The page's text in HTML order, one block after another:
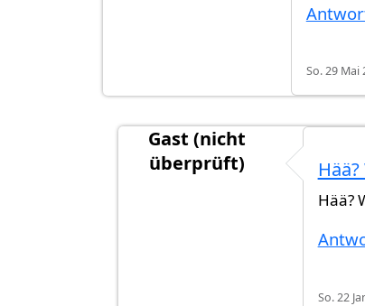
So. 29 Mai
Gast (nicht
überprüft)
"Back' dir 'nen
Hää?
So. 22